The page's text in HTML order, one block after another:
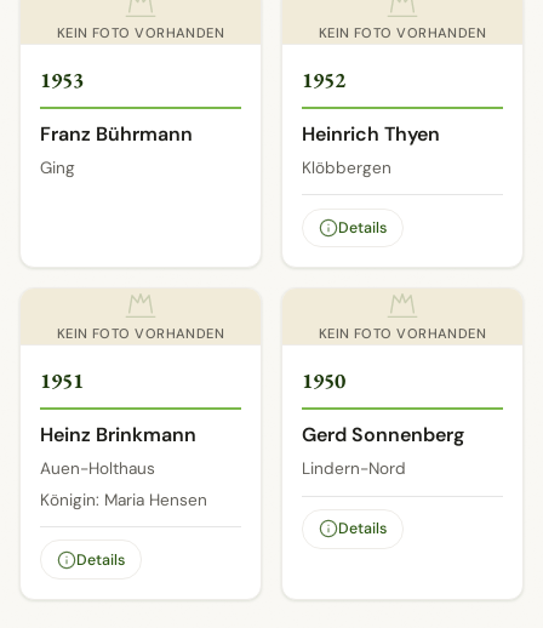
KEIN FOTO VORHANDEN
1953
Franz Bührmann
Ging
KEIN FOTO VORHANDEN
1952
Heinrich Thyen
Klöbbergen
Details
KEIN FOTO VORHANDEN
1951
Heinz Brinkmann
Auen-Holthaus
Königin: Maria Hensen
Details
KEIN FOTO VORHANDEN
1950
Gerd Sonnenberg
Lindern-Nord
Details